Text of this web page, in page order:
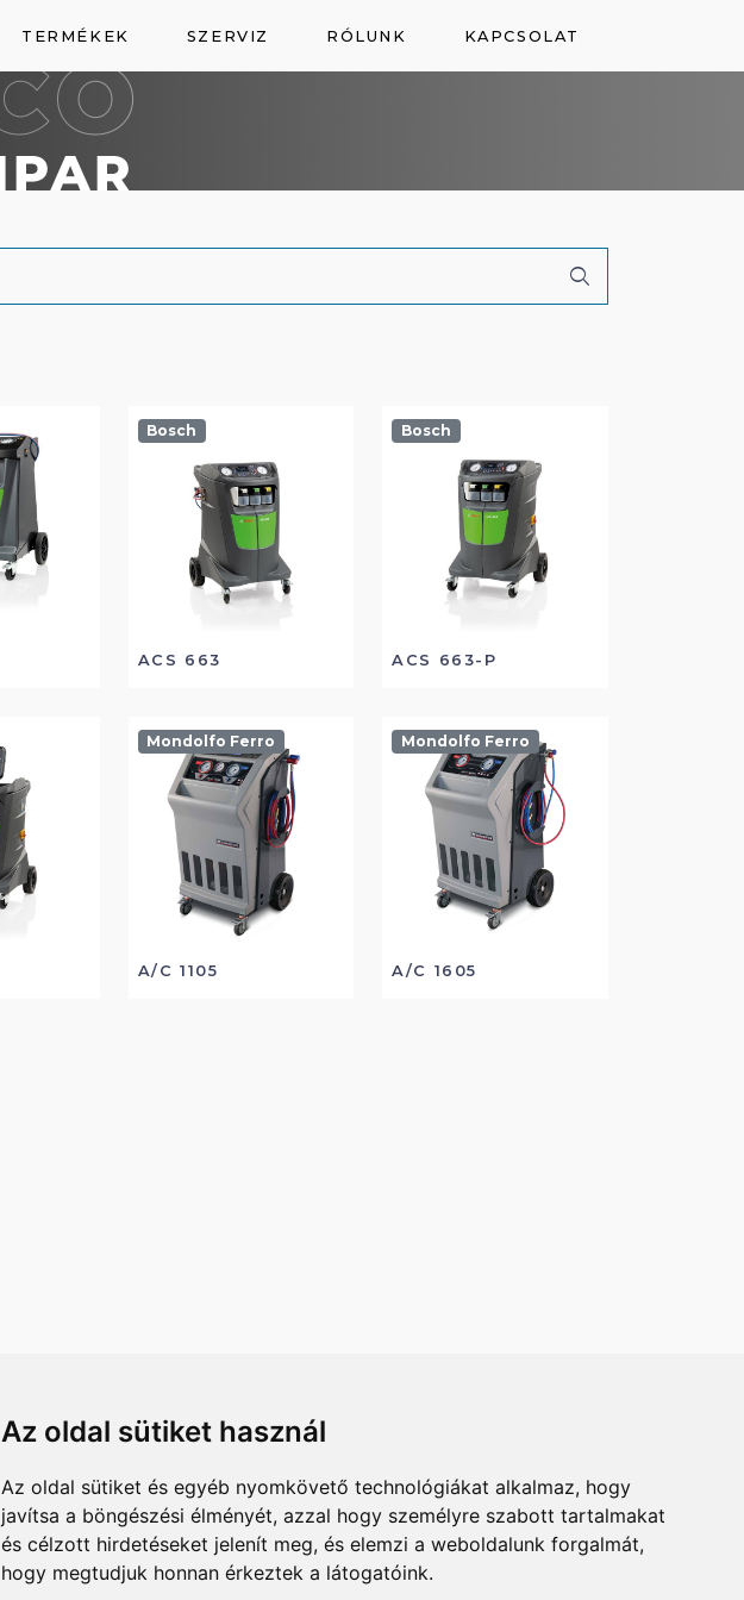
Az oldal sütiket használ
Az oldal sütiket és egyéb nyomkövető technológiákat alkalmaz, hogy
javítsa a böngészési élményét, azzal hogy személyre szabott tartalmakat
és célzott hirdetéseket jelenít meg, és elemzi a weboldalunk forgalmát,
hogy megtudjuk honnan érkeztek a látogatóink.
TERMÉKEK SZERVIZ RÓLUNK KAPCSOLAT
Bosch
ACS 663
Bosch
ACS 663-P
Mondolfo Ferro
A/C 1105
Mondolfo Ferro
A/C 1605
SZA-CO KFT.
H 6000 KECSKEMÉT
IZZÓ UTCA 2.
+36 30 525 3802